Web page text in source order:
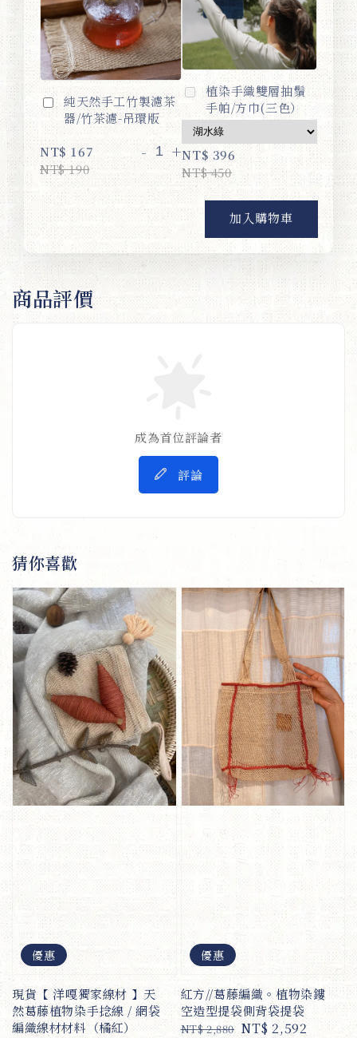
純天然手工竹製濾茶
器/竹茶濾-吊環版
NT$ 167
NT$ 190
- +
植染手織雙層抽鬚
手帕/方巾(三色）
NT$ 396
NT$ 450
加入購物車
商品評價
成為首位評論者
評論
猜你喜歡
優惠
現貨【 洋嘎獨家線材 】天
然葛藤植物染手捻線 / 網袋
編織線材材料（橘紅）
優惠
紅方//葛藤編織。植物染鏤
空造型提袋側背袋提袋
Regular
NT$ 2,880 Sale
NT$ 2,592